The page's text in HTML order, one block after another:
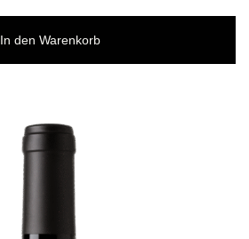
In den Warenkorb